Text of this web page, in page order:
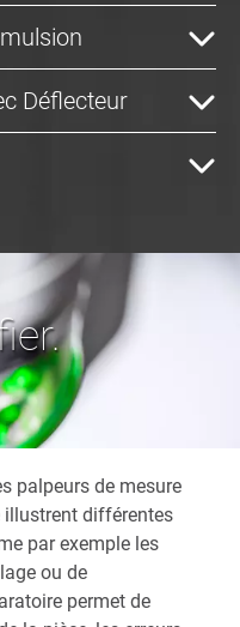
Déflecteur
palpeurs de mesure
différentes
par exemple les
ou de
permet de